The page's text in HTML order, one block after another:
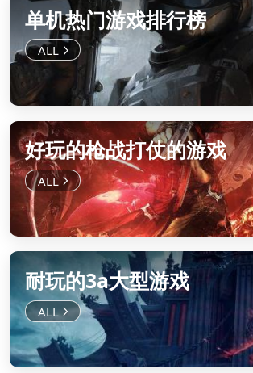
单机热门游戏排行榜
好玩的枪战打仗的游戏
耐玩的3a大型游戏